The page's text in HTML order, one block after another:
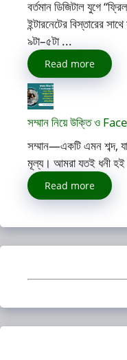
বর্তমান ডিজিটাল যুগে
ইন্টারনেটের বিস্তারের
৯টা–৫টা ...
Read more
সম্মান নিয়ে উক্তি ও
সম্মান—একটি এমন শব্দ,
মূল্য। আমরা যতই ধনী হই
Read more